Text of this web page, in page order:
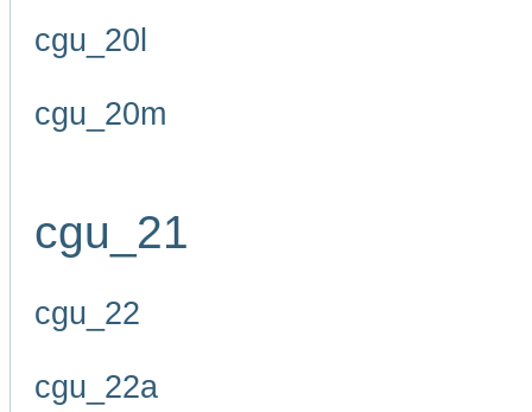
cgu_20l
cgu_20m
cgu_21
cgu_22
cgu_22a